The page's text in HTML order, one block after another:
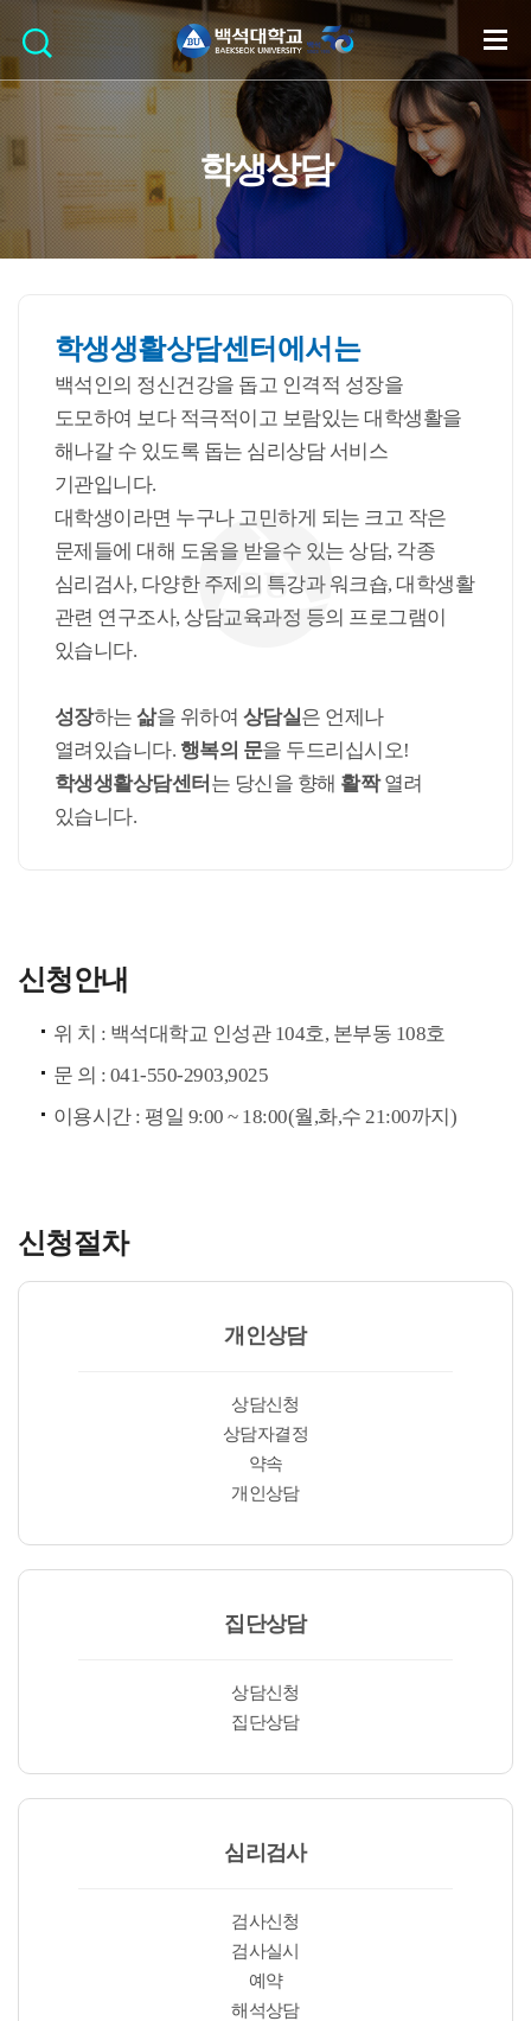
학생상담
학생생활상담센터에서는
백석인의 정신건강을 돕고 인격적 성장을
도모하여 보다 적극적이고 보람있는 대학생활을
해나갈 수 있도록 돕는 심리상담 서비스
기관입니다.
대학생이라면 누구나 고민하게 되는 크고 작은
문제들에 대해 도움을 받을수 있는 상담, 각종
심리검사, 다양한 주제의 특강과 워크숍, 대학생활
관련 연구조사, 상담교육과정 등의 프로그램이
있습니다.
성장하는삶을 위하여 상담실 은 언제나
열려있습니다. 행복의 문을 두드리십시오!
학생생활상담센터 는 당신을 향해 활짝열려
있습니다.
신청안내
위 치 : 백석대학교 인성관 104호, 본부동 108호
문 의 : 041-550-2903,9025
이용시간 : 평일 9:00 ~ 18:00(월,화,수 21:00까지)
신청절차
개인상담
상담신청
상담자결정
약속
개인상담
집단상담
상담신청
집단상담
심리검사
검사신청
검사실시
예약
해석상담